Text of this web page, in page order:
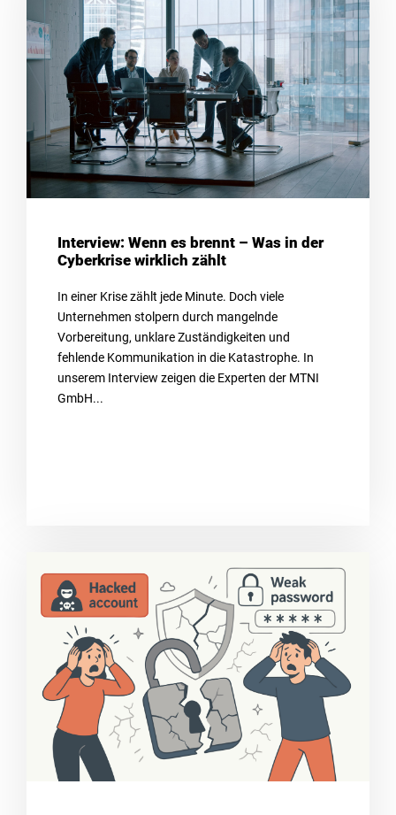
Interview: Wenn es brennt – Was in der
Cyberkrise wirklich zählt
In einer Krise zählt jede Minute. Doch viele
Unternehmen stolpern durch mangelnde
Vorbereitung, unklare Zuständigkeiten und
fehlende Kommunikation in die Katastrophe. In
unserem Interview zeigen die Experten der MTNI
GmbH...